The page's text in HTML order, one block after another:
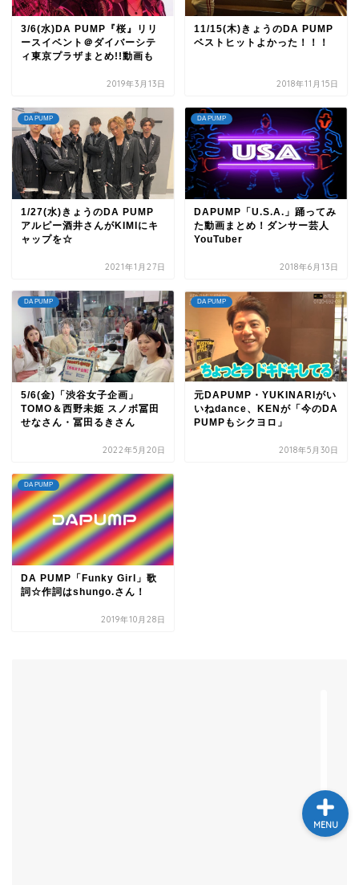
3/6(水)DA PUMP『桜』リリ
ースイベント＠ダイバーシテ
ィ東京プラザまとめ!!動画も
2019年3月13日
11/15(木)きょうのDA PUMP
ベストヒットよかった！！！
2018年11月15日
DA PUMP
1/27(水)きょうのDA PUMP
アルピー酒井さんがKIMIにキ
ャップを☆
2021年1月27日
DA PUMP
DAPUMP「U.S.A.」踊ってみ
た動画まとめ！ダンサー芸人
YouTuber
2018年6月13日
DA PUMP
5/6(金)「渋谷女子企画」
TOMO＆西野未姫 スノボ冨田
せなさん・冨田るきさん
2022年5月20日
DA PUMP
元DAPUMP・YUKINARIがい
いねdance、KENが「今のDA
PUMPもシクヨロ」
2018年5月30日
DA PUMP
DA PUMP「Funky Girl」歌
詞☆作詞はshungo.さん！
2019年10月28日
MENU